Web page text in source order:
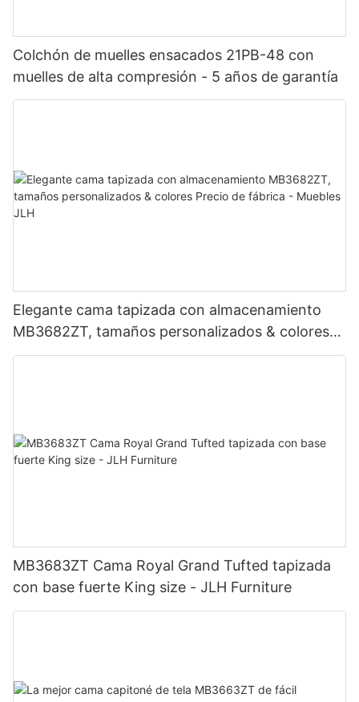
Colchón de muelles ensacados 21PB-48 con
muelles de alta compresión - 5 años de garantía
Elegante cama tapizada con almacenamiento
MB3682ZT, tamaños personalizados & colores
Precio de fábrica - Muebles JLH
MB3683ZT Cama Royal Grand Tufted tapizada
con base fuerte King size - JLH Furniture